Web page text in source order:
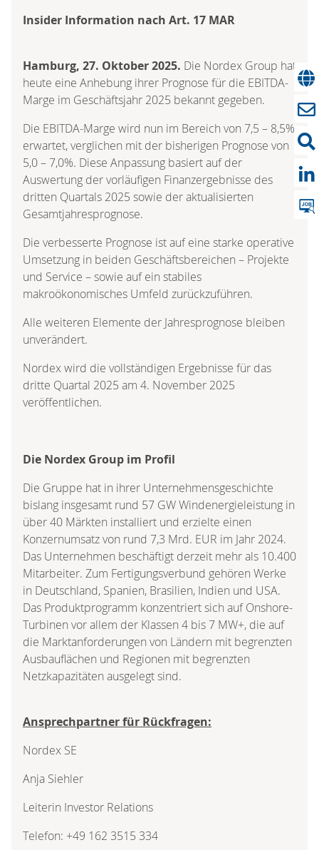
Insider Information nach Art. 17 MAR
Hamburg, 27. Oktober 2025. Die Nordex Group hat
heute eine Anhebung ihrer Prognose für die EBITDA-
Marge im Geschäftsjahr 2025 bekannt gegeben.
Die EBITDA-Marge wird nun im Bereich von 7,5 – 8,5%
erwartet, verglichen mit der bisherigen Prognose von
5,0 – 7,0%. Diese Anpassung basiert auf der
Auswertung der vorläufigen Finanzergebnisse des
dritten Quartals 2025 sowie der aktualisierten
Gesamtjahresprognose.
Die verbesserte Prognose ist auf eine starke operative
Umsetzung in beiden Geschäftsbereichen – Projekte
und Service – sowie auf ein stabiles
makroökonomisches Umfeld zurückzuführen.
Alle weiteren Elemente der Jahresprognose bleiben
unverändert.
Nordex wird die vollständigen Ergebnisse für das
dritte Quartal 2025 am 4. November 2025
veröffentlichen.
Die Nordex Group im Profil
Die Gruppe hat in ihrer Unternehmensgeschichte
bislang insgesamt rund 57 GW Windenergieleistung in
über 40 Märkten installiert und erzielte einen
Konzernumsatz von rund 7,3 Mrd. EUR im Jahr 2024.
Das Unternehmen beschäftigt derzeit mehr als 10.400
Mitarbeiter. Zum Fertigungsverbund gehören Werke
in Deutschland, Spanien, Brasilien, Indien und USA.
Das Produktprogramm konzentriert sich auf Onshore-
Turbinen vor allem der Klassen 4 bis 7 MW+, die auf
die Marktanforderungen von Ländern mit begrenzten
Ausbauflächen und Regionen mit begrenzten
Netzkapazitäten ausgelegt sind.
Ansprechpartner für Rückfragen:
Nordex SE
Anja Siehler
Leiterin Investor Relations
Telefon: +49 162 3515 334